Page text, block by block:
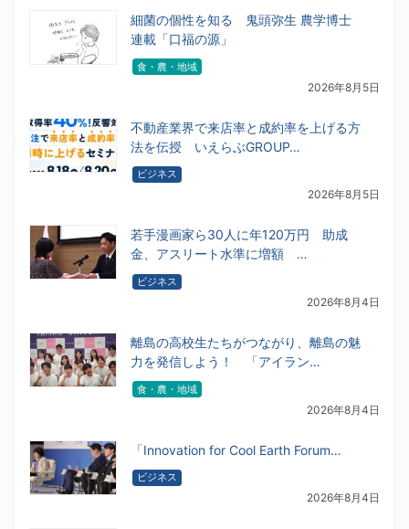
細菌の個性を知る 鬼頭弥生 農学博士
連載「口福の源」
食・農・地域
2026年8月5日
不動産業界で来店率と成約率を上げる方
法を伝授 いえらぶGROUP…
ビジネス
2026年8月5日
若手漫画家ら30人に年120万円 助成
金、アスリート水準に増額 …
ビジネス
2026年8月4日
離島の高校生たちがつながり、離島の魅
力を発信しよう！ 「アイラン…
食・農・地域
2026年8月4日
「Innovation for Cool Earth Forum…
ビジネス
2026年8月4日